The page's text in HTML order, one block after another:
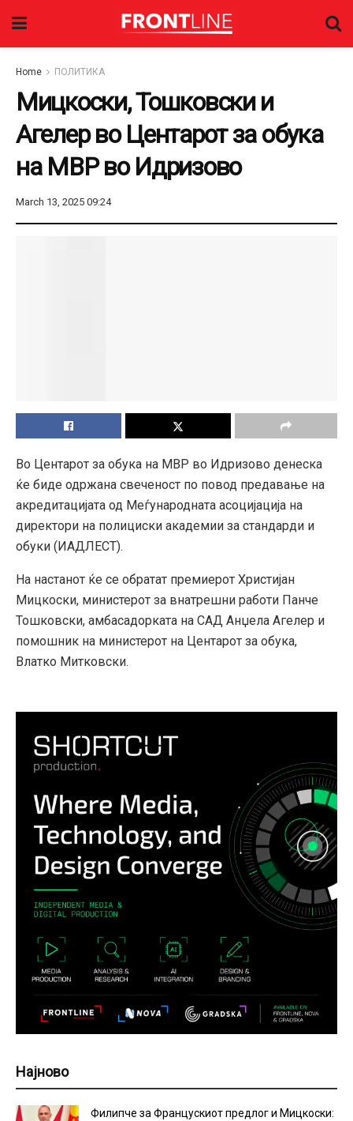
Home ПОЛИТИКА
Мицкоски, Тошковски и
Агелер во Центарот за обука
на МВР во Идризово
March 13, 2025 09:24
Во Центарот за обука на МВР во Идризово денеска
ќе биде одржана свеченост по повод предавање на
акредитацијата од Меѓународната асоцијација на
директори на полициски академии за стандарди и
обуки (ИАДЛЕСТ).
На настанот ќе се обратат премиерот Христијан
Мицкоски, министерот за внатрешни работи Панче
Тошковски, амбасадорката на САД Анџела Агелер и
помошник на министерот на Центарот за обука,
Влатко Митковски.
Најново
Филипче за Францускиот предлог и Мицкоски: